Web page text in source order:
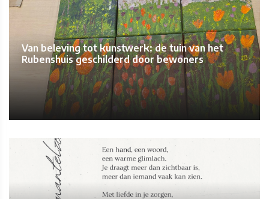
Van beleving tot kunstwerk: de tuin van het
Rubenshuis geschilderd door bewoners